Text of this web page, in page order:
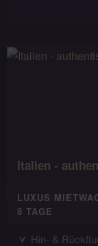
Italien -
LUXUS
8 TAGE
Hin- &